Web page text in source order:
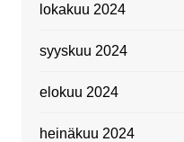
lokakuu 2024
syyskuu 2024
elokuu 2024
heinäkuu 2024